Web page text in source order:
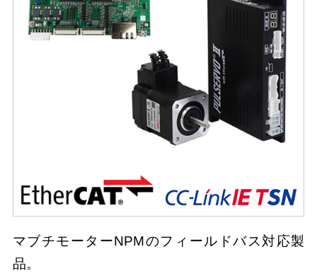
マブチモーターNPMのフィールドバス対応製
品。